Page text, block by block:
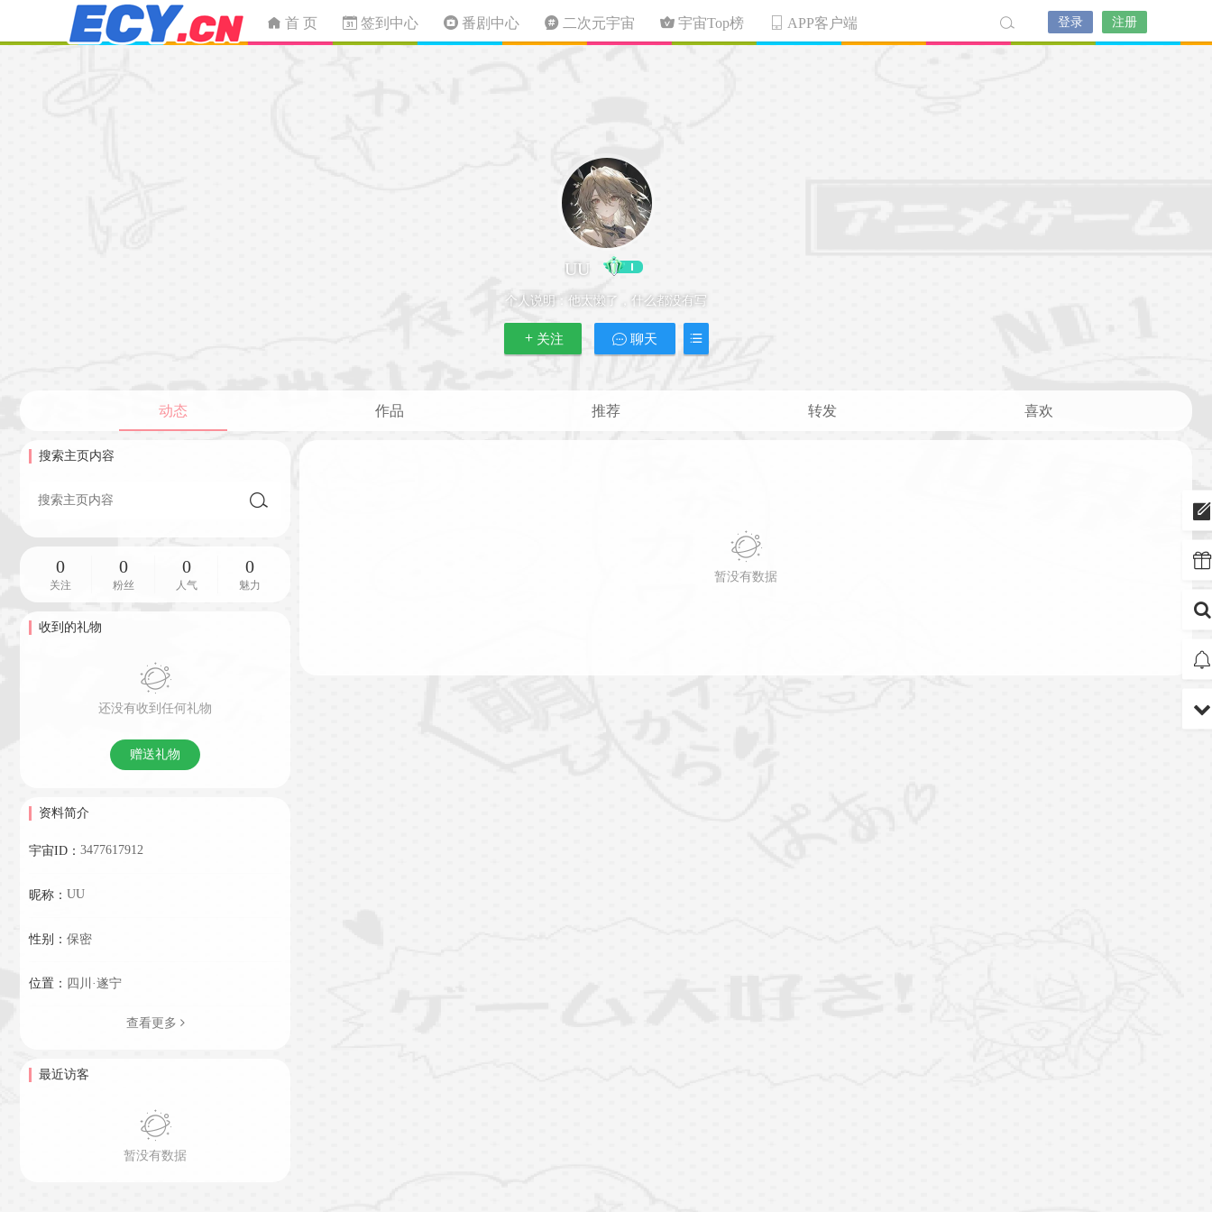
首 页 签到中心 番剧中心 二次元宇宙 宇宙Top榜 APP客户端 登录 注册
UU
个人说明： 他太懒了，什么都没有写
关注 聊天
动态 作品 推荐 转发 喜欢
搜索主页内容
0
关注
0
粉丝
0
人气
0
魅力
收到的礼物
还没有收到任何礼物
赠送礼物
资料简介
宇宙ID： 3477617912
昵称： UU
性别： 保密
位置： 四川·遂宁
查看更多
最近访客
暂没有数据
暂没有数据